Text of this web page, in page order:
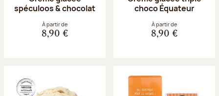
spéculoos & chocolat
À partir de
8,90 €
choco Équateur
À partir de
8,90 €